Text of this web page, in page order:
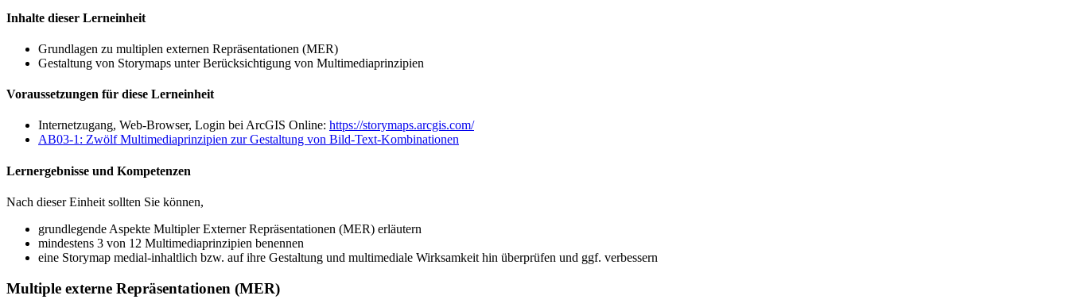
Inhalte dieser Lerneinheit
Grundlagen zu multiplen externen Repräsentationen (MER)
Gestaltung von Storymaps unter Berücksichtigung von Multimediaprinzipien
Voraussetzungen für diese Lerneinheit
Internetzugang, Web-Browser, Login bei ArcGIS Online: https://storymaps.arcgis.com/
AB03-1: Zwölf Multimediaprinzipien zur Gestaltung von Bild-Text-Kombinationen
Lernergebnisse und Kompetenzen
Nach dieser Einheit sollten Sie können,
grundlegende Aspekte Multipler Externer Repräsentationen (MER) erläutern
mindestens 3 von 12 Multimediaprinzipien benennen
eine Storymap medial-inhaltlich bzw. auf ihre Gestaltung und multimediale Wirksamkeit hin überprüfen und ggf. verbessern
Multiple externe Repräsentationen (MER)